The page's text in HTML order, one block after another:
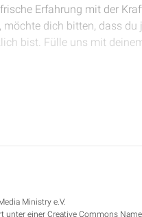
Erfahrung mit der
dich bitten, dass
bist. Fülle uns mit
sich nicht wegen all der
sondern um
Ministry e.V.
unter einer Creative Commons